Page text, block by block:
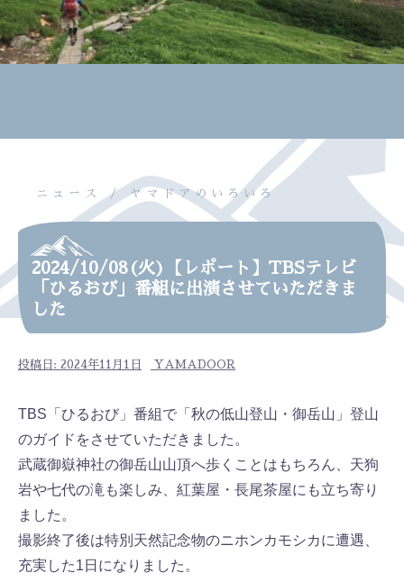
ニュース ヤマドアのいろいろ
2024/10/08(火)【レポート】TBSテレビ
「ひるおび」番組に出演させていただきま
した
投稿日: 2024年11月1日 YAMADOOR
TBS「ひるおび」番組で「秋の低山登山・御岳山」登山
のガイドをさせていただきました。
武蔵御嶽神社の御岳山山頂へ歩くことはもちろん、天狗
岩や七代の滝も楽しみ、紅葉屋・長尾茶屋にも立ち寄り
ました。
撮影終了後は特別天然記念物のニホンカモシカに遭遇、
充実した1日になりました。